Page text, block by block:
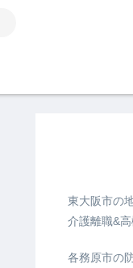
東大阪市の
介護離職&
各務原市の